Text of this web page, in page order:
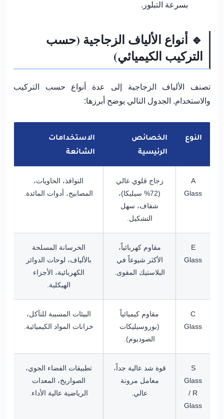
بسرعة التبلور.
🔹 أنواع الألياف الزجاجية (حسب
التركيب الكيميائي)
تصنف الألياف الزجاجية إلى عدة أنواع حسب التركيب
والاستخدام. الجدول التالي يوضح أبرزها:
النوع
الخصائص
الرئيسية
الاستخدامات
الشائعة
A
Glass
زجاج قلوي عالي
(72% سيليكا)،
شفاف، سهل
التشكيل.
النوافذ، الحاويات،
المصابيح، أدوات المائدة.
E
Glass
مقاوم كهربائياً،
الأكثر شيوعاً في
البلاستيك المقوى.
الخرسانة المسلحة
بالألياف، لوحات الدوائر
الكهربائية، الأجزاء
الهيكلية.
C
Glass
مقاوم كيميائياً
(بوروسيليكات
الصوديوم).
البيئات المسببة للتآكل،
خزانات المواد الكيميائية.
S
Glass
/ R
Glass
قوة شد عالية جداً،
معامل مرونة
عالي.
تطبيقات الفضاء الجوي،
الصواريخ، المعدات
الرياضية عالية الأداء.